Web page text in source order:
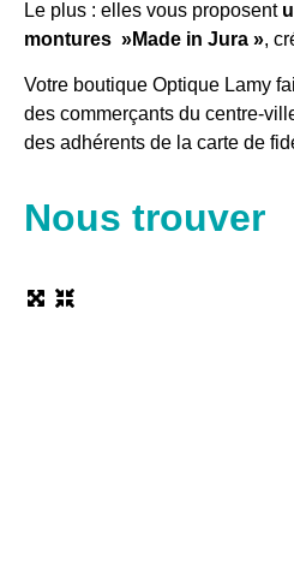
Le plus : elles vous proposent
montures »Made in Jura »,
Votre boutique Optique Lamy
des commerçants du centre-
des adhérents de la carte de
Nous trouver